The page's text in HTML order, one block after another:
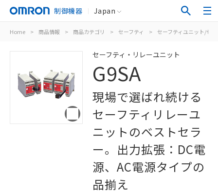
制御機器 Japan
Home > 商品情報 > 商品カテゴリ > セーフティ > セーフティユニット/セ
セーフティ・リレーユニット
G9SA
現場で選ばれ続ける
セーフティリレーユ
ニットのベストセラ
ー。出力拡張：DC電
源、AC電源タイプの
品揃え